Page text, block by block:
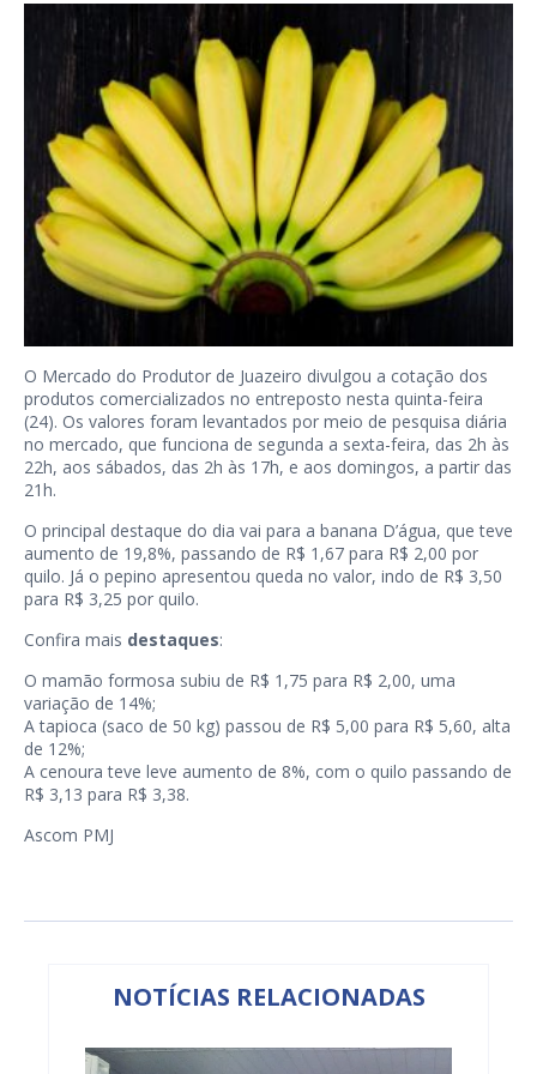
O Mercado do Produtor de Juazeiro divulgou a cotação dos
produtos comercializados no entreposto nesta quinta-feira
(24). Os valores foram levantados por meio de pesquisa diária
no mercado, que funciona de segunda a sexta-feira, das 2h às
22h, aos sábados, das 2h às 17h, e aos domingos, a partir das
21h.
O principal destaque do dia vai para a banana D’água, que teve
aumento de 19,8%, passando de R$ 1,67 para R$ 2,00 por
quilo. Já o pepino apresentou queda no valor, indo de R$ 3,50
para R$ 3,25 por quilo.
Confira mais destaques:
O mamão formosa subiu de R$ 1,75 para R$ 2,00, uma
variação de 14%;
A tapioca (saco de 50 kg) passou de R$ 5,00 para R$ 5,60, alta
de 12%;
A cenoura teve leve aumento de 8%, com o quilo passando de
R$ 3,13 para R$ 3,38.
Ascom PMJ
NOTÍCIAS RELACIONADAS